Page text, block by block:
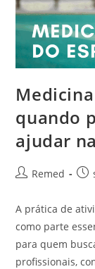
quando
ajudar
Remed
A prática de
como parte
para quem
profissionais,